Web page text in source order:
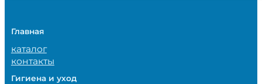
Главная
каталог
контакты
Гигиена и уход